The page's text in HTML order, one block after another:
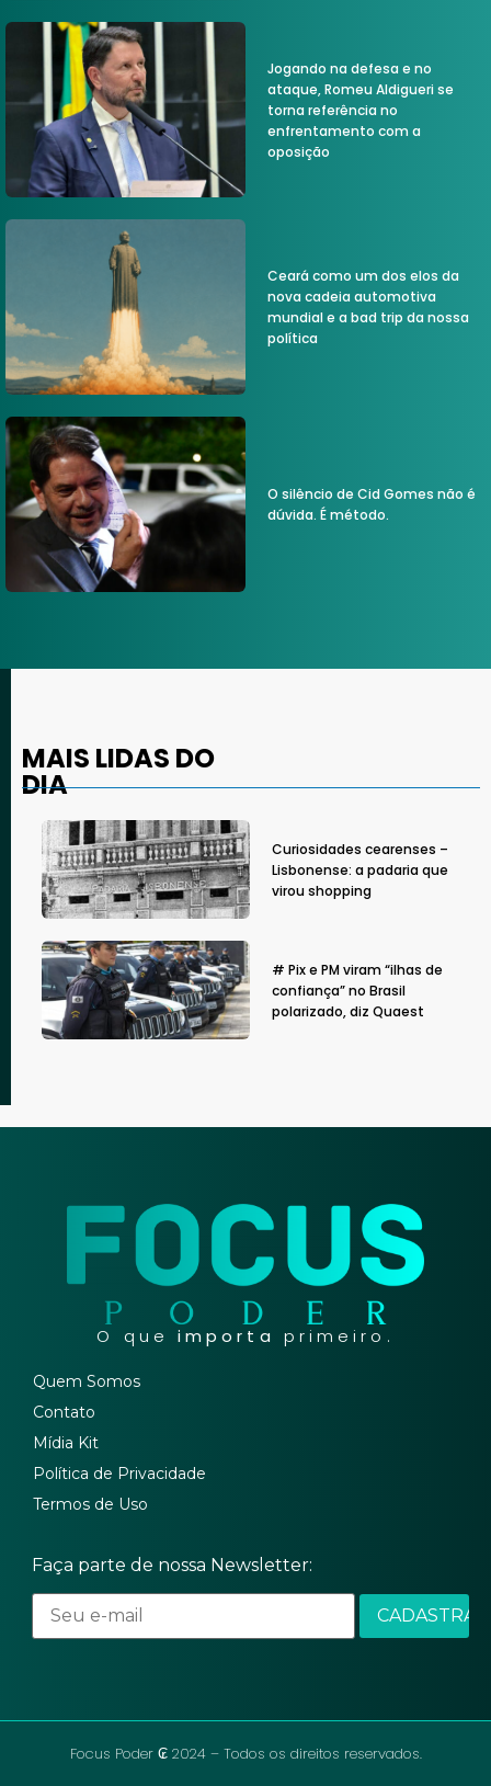
Jogando na defesa e no
ataque, Romeu Aldigueri se
torna referência no
enfrentamento com a
oposição
Ceará como um dos elos da
nova cadeia automotiva
mundial e a bad trip da nossa
política
O silêncio de Cid Gomes não é
dúvida. É método.
MAIS LIDAS DO
DIA
Curiosidades cearenses –
Lisbonense: a padaria que
virou shopping
# Pix e PM viram “ilhas de
confiança” no Brasil
polarizado, diz Quaest
O que importa primeiro.
Quem Somos
Contato
Mídia Kit
Política de Privacidade
Termos de Uso
Faça parte de nossa Newsletter:
Focus Poder ₢ 2024 – Todos os direitos reservados.